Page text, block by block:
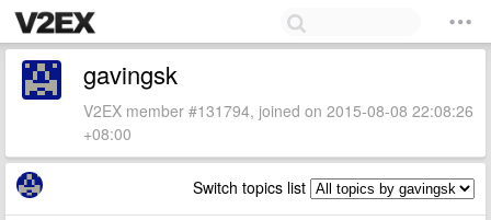
gavingsk
V2EX member #131794, joined on 2015-08-08 22:08:26
+08:00
Switch topics list